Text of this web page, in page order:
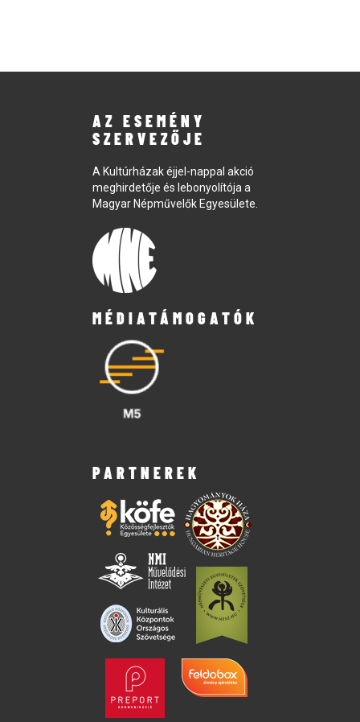
AZ ESEMÉNY
SZERVEZŐJE
A Kultúrházak éjjel-nappal akció
meghirdetője és lebonyolítója a
Magyar Népművelők Egyesülete.
MÉDIATÁMOGATÓK
PARTNEREK